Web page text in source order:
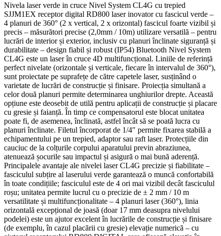
Nivela laser verde in cruce Nivel System CL4G cu trepied
SJJM1EX receptor digital RD800 laser inovator cu fascicul verde –
4 planuri de 360° (2 x vertical, 2 x orizontal) fascicul foarte vizibil și
precis – măsurători precise (2,0mm / 10m) utilizare versatilă – pentru
lucrări de interior și exterior, inclusiv cu planuri înclinate siguranță și
durabilitate – design fiabil și robust (IP54) Bluetooth Nivel System
CL4G este un laser în cruce 4D multifuncțional. Liniile de referință
perfect nivelate (orizontale și verticale, fiecare în intervalul de 360°),
sunt proiectate pe suprafețe de către capetele laser, susținând o
varietate de lucrări de construcție și finisare. Proiecția simultană a
celor două planuri permite determinarea unghiurilor drepte. Această
opțiune este deosebit de utilă pentru aplicații de construcție și placare
cu gresie și faianță. În timp ce compensatorul este blocat unitatea
poate fi, de asemenea, înclinată, astfel încât să se poată lucra cu
planuri înclinate. Filetul încorporat de 1/4″ permite fixarea stabilă a
echipamentului pe un trepied, adaptor sau raft laser. Protecțiile din
cauciuc de la colțurile corpului aparatului previn abraziunea,
atenuează șocurile sau impactul și asigură o mai bună aderență.
Principalele avantaje ale nivelei laser CL4G precizie și fiabilitate –
fasciculul subțire al laserului verde garantează o muncă confortabilă
în toate condițiile; fasciculul este de 4 ori mai vizibil decât fasciculul
roșu; unitatea permite lucrul cu o precizie de ± 2 mm / 10 m
versatilitate și multifuncționalitate – 4 planuri laser (360°), linia
orizontală excepțional de joasă (doar 17 mm deasupra nivelului
podelei) este un ajutor excelent în lucrările de construcție și finisare
(de exemplu, în cazul placării cu gresie) elevație numerică – cu